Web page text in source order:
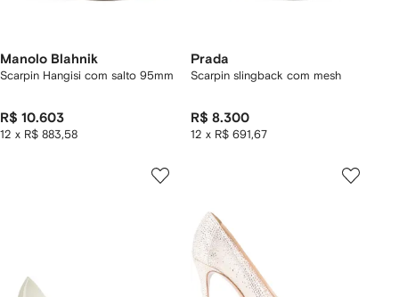
Manolo Blahnik
Scarpin Hangisi com salto 95mm
R$ 10.603
12 x R$ 883,58
Prada
Scarpin slingback com mesh
R$ 8.300
12 x R$ 691,67